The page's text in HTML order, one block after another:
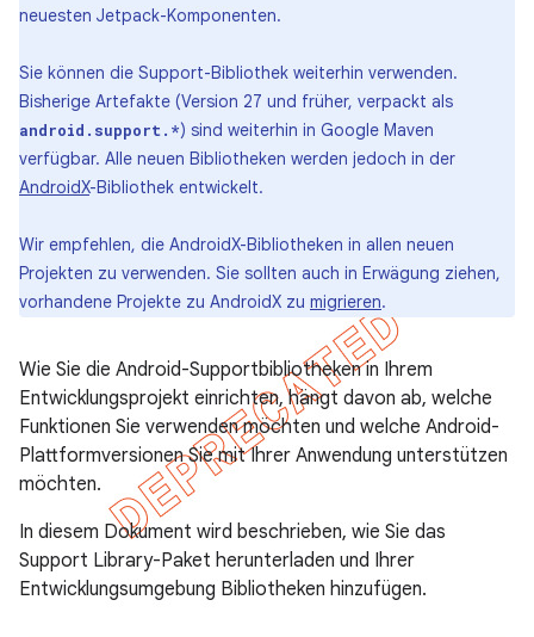
neuesten Jetpack-Komponenten.
Sie können die Support-Bibliothek weiterhin verwenden.
Bisherige Artefakte (Version 27 und früher, verpackt als
android.support.*) sind weiterhin in Google Maven
verfügbar. Alle neuen Bibliotheken werden jedoch in der
AndroidX-Bibliothek entwickelt.
Wir empfehlen, die AndroidX-Bibliotheken in allen neuen
Projekten zu verwenden. Sie sollten auch in Erwägung ziehen,
vorhandene Projekte zu AndroidX zu migrieren.
Wie Sie die Android-Supportbibliotheken in Ihrem
Entwicklungsprojekt einrichten, hängt davon ab, welche
Funktionen Sie verwenden möchten und welche Android-
Plattformversionen Sie mit Ihrer Anwendung unterstützen
möchten.
In diesem Dokument wird beschrieben, wie Sie das
Support Library-Paket herunterladen und Ihrer
Entwicklungsumgebung Bibliotheken hinzufügen.